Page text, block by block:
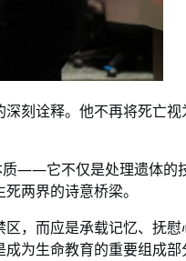
刻诠释。他不再将死亡
——它不仅是处理遗体的
两界的诗意桥梁。
，而应是承载记忆、抚
为生命教育的重要组成部